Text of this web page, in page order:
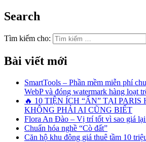
Search
Tìm kiếm cho:
Bài viết mới
SmartTools – Phần mềm miễn phí
WebP và đóng watermark hàng loạt
🔥 10 TIỆN ÍCH “ẨN” TẠI
KHÔNG PHẢI AI CŨNG BIẾT
Flora An Đào – Vị trí tốt vì sao giá
Chuẩn hóa nghề “Cò đất”
Căn hộ khu đông giá thuê tầm 10